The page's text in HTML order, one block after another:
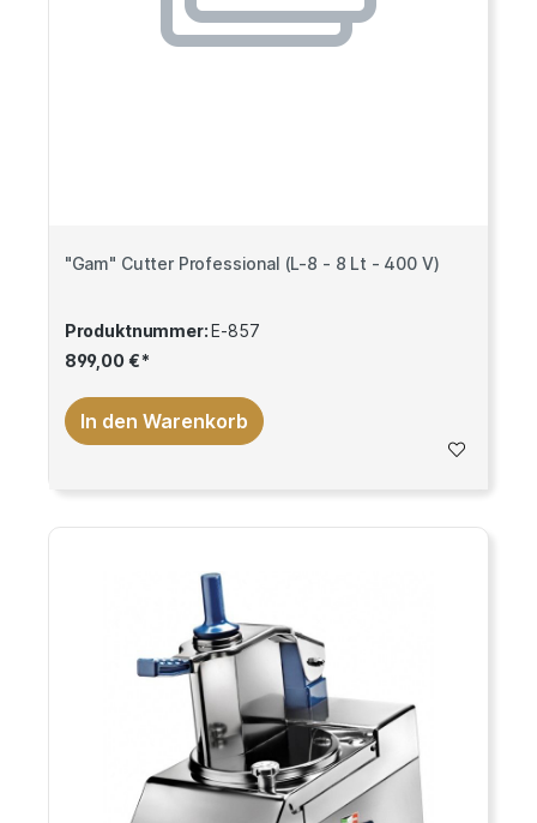
"Gam" Cutter Professional (L-8 - 8 Lt - 400 V)
Produktnummer:E-857
899,00 €*
In den Warenkorb